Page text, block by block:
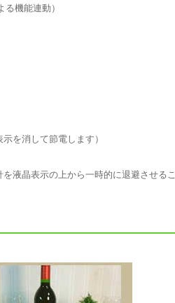
機能連動）
を消して節電します）
液晶表示の上から一時的に退避させるこ